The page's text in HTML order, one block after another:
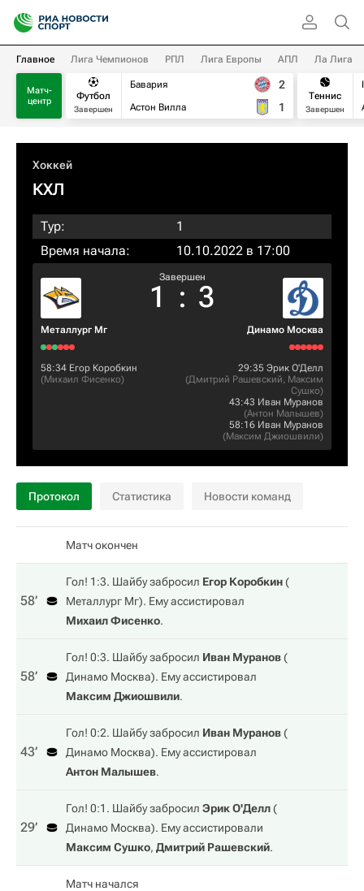
Главное Лига Чемпионов РПЛ Лига Европы АПЛ Ла Лига
Матч-
центр
Футбол
Завершен
Бавария
Астон Вилла
2
1
Теннис
Завершен
Хоккей
КХЛ
Тур:
1
Время начала:
10.10.2022 в 17:00
Металлург Мг
Завершен
1 : 3
Динамо Москва
58:34 Егор Коробкин
(Михаил Фисенко)
29:35 Эрик О'Делл
(Дмитрий Рашевский, Максим
Сушко)
43:43 Иван Муранов
(Антон Малышев)
58:16 Иван Муранов
(Максим Джиошвили)
Протокол Статистика Новости команд
Матч окончен
58‎’‎
Гол! 1:3. Шайбу забросил Егор Коробкин(
Металлург Мг). Ему ассистировал
Михаил Фисенко.
58‎’‎
Гол! 0:3. Шайбу забросил Иван Муранов(
Динамо Москва). Ему ассистировал
Максим Джиошвили.
43‎’‎
Гол! 0:2. Шайбу забросил Иван Муранов(
Динамо Москва). Ему ассистировал
Антон Малышев.
29‎’‎
Гол! 0:1. Шайбу забросил Эрик О'Делл(
Динамо Москва). Ему ассистировали
Максим Сушко, Дмитрий Рашевский.
Матч начался